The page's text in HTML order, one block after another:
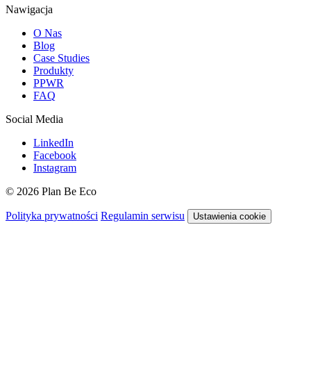
Nawigacja
O Nas
Blog
Case Studies
Produkty
PPWR
FAQ
Social Media
LinkedIn
Facebook
Instagram
© 2026 Plan Be Eco
Polityka prywatności Regulamin serwisu Ustawienia cookie